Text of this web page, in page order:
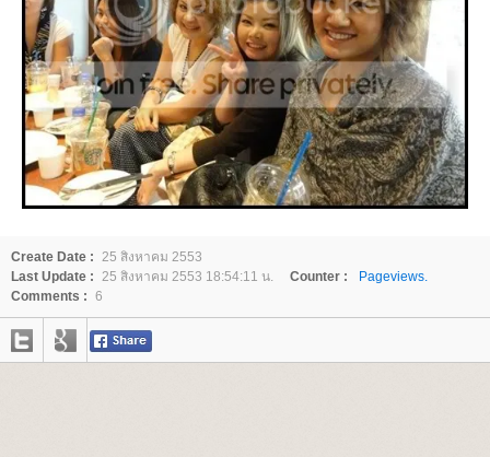
Create Date :
25 สิงหาคม 2553
Last Update :
25 สิงหาคม 2553 18:54:11 น. Counter :
Pageviews.
Comments : 6